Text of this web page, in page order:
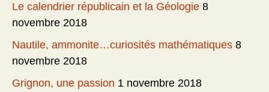
Le calendrier républicain et la Géologie 8
novembre 2018
Nautile, ammonite…curiosités mathématiques 8
novembre 2018
Grignon, une passion 1 novembre 2018